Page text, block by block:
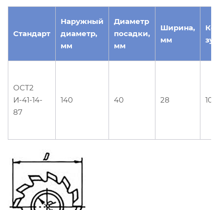
Стандарт
Наружный
диаметр,
мм
Диаметр
посадки,
мм
Ширина,
мм
ОСТ2
И-41-14-
87
140 40 28 10